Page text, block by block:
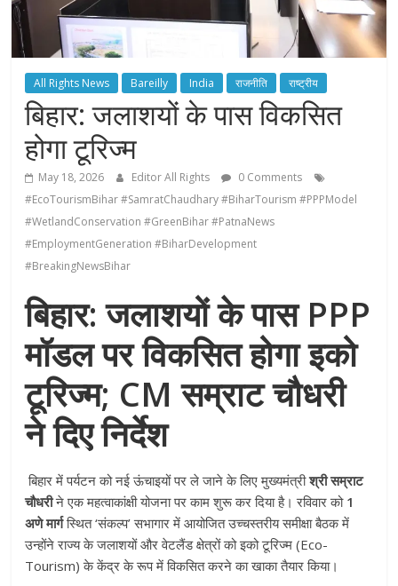
All Rights News Bareilly India राजनीति राष्ट्रीय
बिहार: जलाशयों के पास विकसित
होगा टूरिज्म
May 18, 2026 Editor All Rights
0 Comments
#EcoTourismBihar #SamratChaudhary #BiharTourism #PPPModel
#WetlandConservation #GreenBihar #PatnaNews
#EmploymentGeneration #BiharDevelopment
#BreakingNewsBihar
बिहार: जलाशयों के पास PPP
मॉडल पर विकसित होगा इको
टूरिज्म; CM सम्राट चौधरी
ने दिए निर्देश
बिहार में पर्यटन को नई ऊंचाइयों पर ले जाने के लिए मुख्यमंत्रीश्री सम्राट
चौधरीने एक महत्वाकांक्षी योजना पर काम शुरू कर दिया है। रविवार को 1
अणे मार्गस्थित ‘संकल्प’ सभागार में आयोजित उच्चस्तरीय समीक्षा बैठक में
उन्होंने राज्य के जलाशयों और वेटलैंड क्षेत्रों को इको टूरिज्म (Eco-
Tourism) के केंद्र के रूप में विकसित करने का खाका तैयार किया।